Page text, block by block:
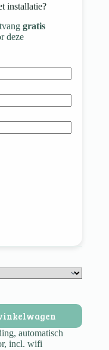
installatie?
gratis
deze
automatisch
incl. wifi